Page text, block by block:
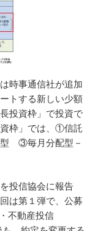
時事通信社が追加
トする新しい少額
投資枠」で投資で
枠」では、①信託
③毎月分配型－
投信協会に報告
は第１弾で、公募
不動産投信